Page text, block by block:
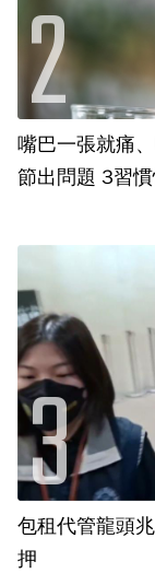
嘴巴一張就痛
節出問題
包租代管龍頭
押